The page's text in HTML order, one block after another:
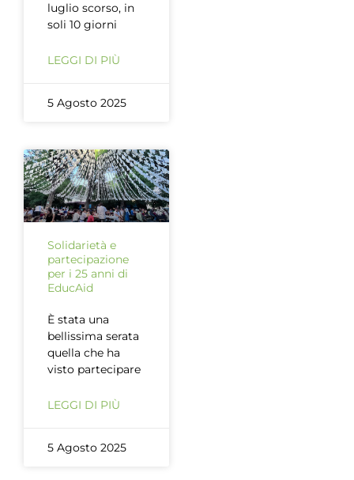
luglio scorso, in
soli 10 giorni
LEGGI DI PIÙ
5 Agosto 2025
Solidarietà e
partecipazione
per i 25 anni di
EducAid
È stata una
bellissima serata
quella che ha
visto partecipare
LEGGI DI PIÙ
5 Agosto 2025